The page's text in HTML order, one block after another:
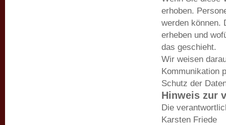
erhoben.
werden können.
erheben und
das geschieht.
Wir weisen
Kommunikation
Schutz der
Hinweis zur
Die
Karsten Friede